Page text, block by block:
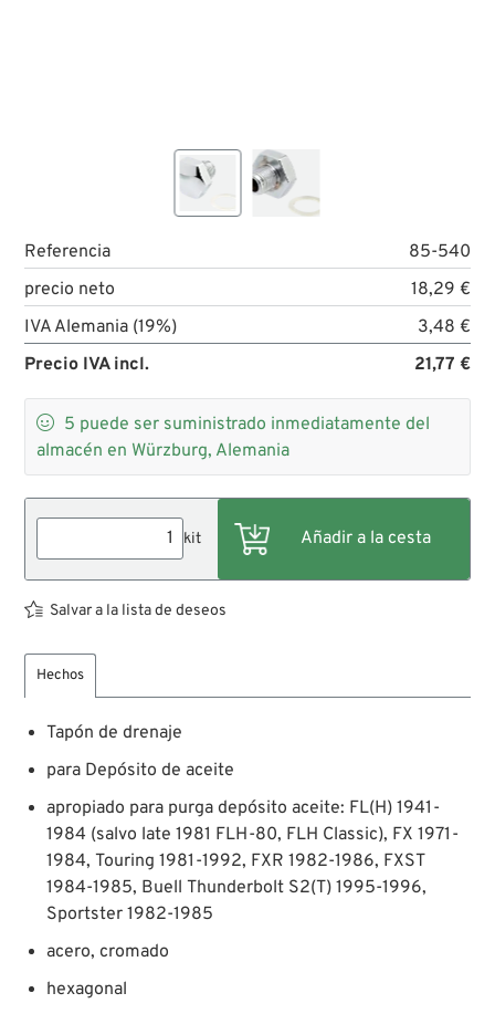
Referencia
85-540
precio neto
18,29 €
IVA Alemania (19%)
3,48 €
Precio IVA incl.
21,77 €
 5 puede ser suministrado inmediatamente del
almacén en Würzburg, Alemania
kit
Salvar a la lista de deseos
Hechos
Tapón de drenaje
para Depósito de aceite
apropiado para purga depósito aceite: FL(H) 1941-
1984 (salvo late 1981 FLH-80, FLH Classic), FX 1971-
1984, Touring 1981-1992, FXR 1982-1986, FXST
1984-1985, Buell Thunderbolt S2(T) 1995-1996,
Sportster 1982-1985
acero, cromado
hexagonal